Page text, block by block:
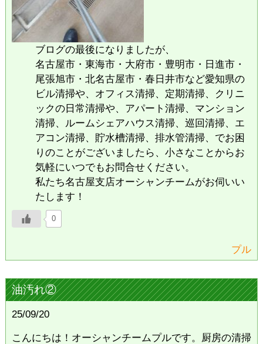
ブログの最後になりましたが、
名古屋市・東海市・大府市・豊明市・日進市・
尾張旭市・北名古屋市・春日井市など愛知県の
ビル清掃や、オフィス清掃、定期清掃、クリニ
ックの日常清掃や、アパート清掃、マンション
清掃、ルームシェアハウス清掃、巡回清掃、エ
アコン清掃、貯水槽清掃、排水管清掃、でお困
りのことがございましたら、小さなことからお
気軽にいつでもお問合せください。
私たち名古屋支店オーシャンチームがお伺いい
たします！
0
プル
油汚れ②
25/09/20
こんにちは！オーシャンチームプルです。厨房の清掃